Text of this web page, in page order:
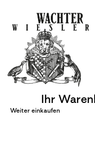
Ihr
Weiter einkaufen